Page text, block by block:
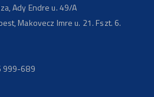
Ady Endre u. 49/A
Makovecz Imre u. 21. Fszt. 6.
999-689